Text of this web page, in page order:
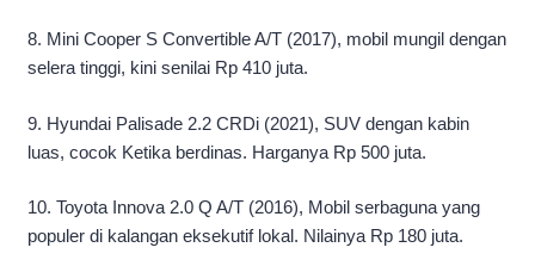
8. Mini Cooper S Convertible A/T (2017), mobil mungil dengan
selera tinggi, kini senilai Rp 410 juta.
9. Hyundai Palisade 2.2 CRDi (2021), SUV dengan kabin
luas, cocok Ketika berdinas. Harganya Rp 500 juta.
10. Toyota Innova 2.0 Q A/T (2016), Mobil serbaguna yang
populer di kalangan eksekutif lokal. Nilainya Rp 180 juta.